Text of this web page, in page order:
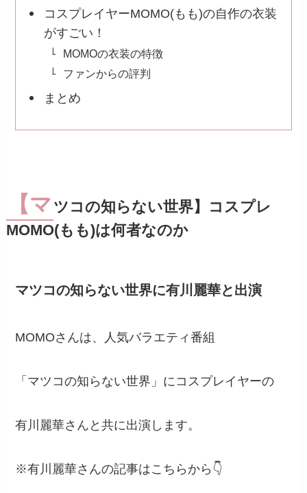
コスプレイヤーMOMO(もも)の自作の衣装
がすごい！
MOMOの衣装の特徴
ファンからの評判
まとめ
【マ ツコの知らない世界】コスプレ
MOMO(もも)は何者なのか
マツコの知らない世界に有川麗華と出演
MOMOさんは、人気バラエティ番組
「マツコの知らない世界」にコスプレイヤーの
有川麗華さんと共に出演します。
※有川麗華さんの記事はこちらから👇